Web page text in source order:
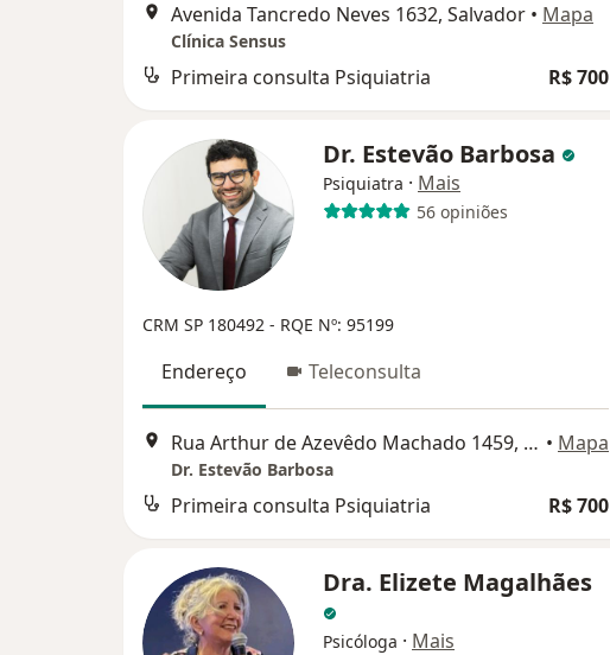
Avenida Tancredo Neves 1632, Salvador • Mapa
Clínica Sensus
Primeira consulta Psiquiatria R$ 700
Dr. Estevão Barbosa
Psiquiatra · Mais
56 opiniões
CRM SP 180492 - RQE Nº: 95199
Endereço Teleconsulta
Rua Arthur de Azevêdo Machado 1459, Salvador • Mapa
Dr. Estevão Barbosa
Primeira consulta Psiquiatria R$ 700
Dra. Elizete Magalhães
Psicóloga · Mais